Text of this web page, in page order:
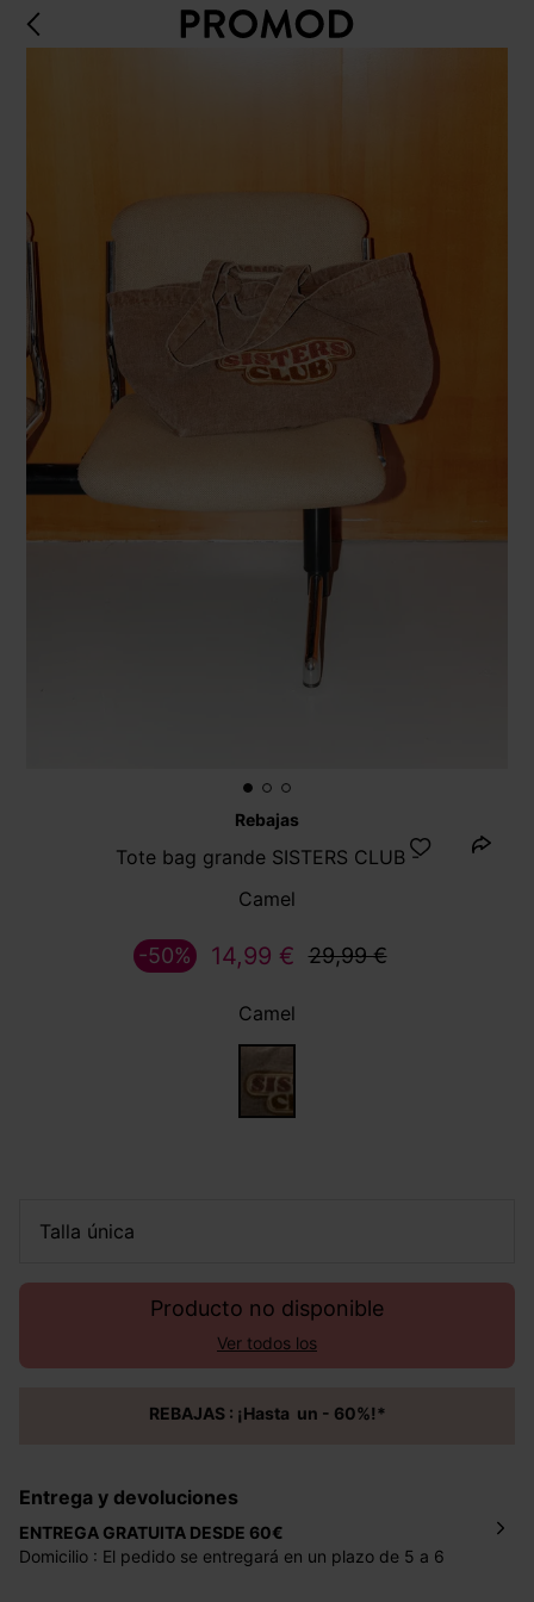
Rebajas
Tote bag grande SISTERS CLUB -
Camel
14,99 € 29,99 €
-50%
Camel
talla única
Producto no disponible
Ver todos los
REBAJAS : ¡Hasta un - 60%!*
Entrega y devoluciones
ENTREGA GRATUITA DESDE 60€
Domicilio : El pedido se entregará en un plazo de 5 a 6